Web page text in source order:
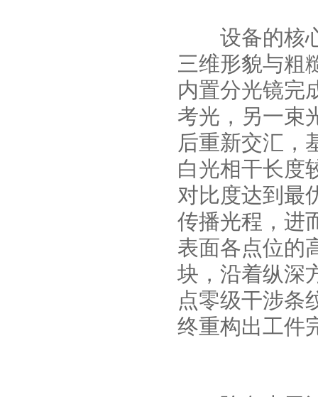
设备的核心
三维形貌与粗
内置分光镜完
考光，另一束
后重新交汇，
白光相干长度
对比度达到最
传播光程，进
表面各点位的
块，沿着纵深
点零级干涉条
终重构出工件